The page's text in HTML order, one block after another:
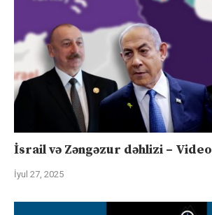
İsrail və Zəngəzur dəhlizi – Video
İyul 27, 2025